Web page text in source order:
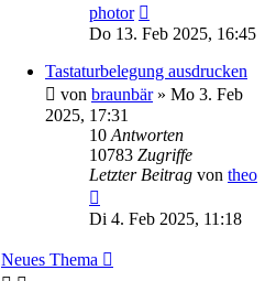
photor
Do 13. Feb 2025, 16:45
Tastaturbelegung ausdrucken
von braunbär» Mo 3. Feb
2025, 17:31
10 Antworten
10783 Zugriffe
Letzter Beitrag von theo
Di 4. Feb 2025, 11:18
Neues Thema